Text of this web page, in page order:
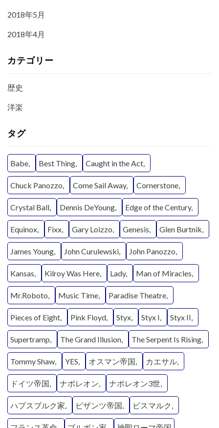
2018年5月
2018年4月
カテゴリー
歴史
洋楽
タグ
Babe Best Thing Caught in the Act
Chuck Panozzo Come Sail Away Cornerstone
Crystal Ball Dennis DeYoung Edge of the Century
Equinox Fixx Gary Loizzo Genesis Glen Burtnik
James Young John Curulewski John Panozzo
Kansas Kilroy Was Here Lady Man of Miracles
Mr.Roboto Music Time Paradise Theatre
Pieces of Eight Pink Floyd Styx Styx I Styx II
Supertramp The Grand Illusion The Serpent Is Rising
Tommy Shaw YES オスマン帝国 カエサル
ドイツ帝国 ナポレオン ナポレオン3世
ハプスブルク家 ビザンツ帝国 ビスマルク